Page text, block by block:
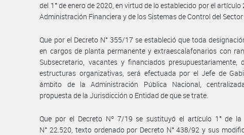
del 1° de enero de 2020, en virtud de lo establecido por el artículo
Administración Financiera y de los Sistemas de Control del
Que por el Decreto N° 355/17 se estableció que toda
en cargos de planta permanente y extraescalafonarios con
Subsecretario, vacantes y financiados
estructuras organizativas, será efectuada por el Jefe de
ámbito de la Administración Pública Nacional,
propuesta de la Jurisdicción o Entidad de que se trate.
Que por el Decreto Nº 7/19 se sustituyó el artículo 1° de la
N° 22.520, texto ordenado por Decreto N° 438/92 y sus